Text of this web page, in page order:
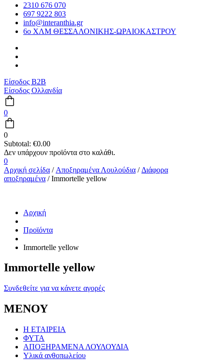
2310 676 070
697 9222 803
info@interanthia.gr
6ο ΧΛΜ ΘΕΣΣΑΛΟΝΙΚΗΣ-ΩΡΑΙΟΚΑΣΤΡΟΥ
Είσοδος B2B
Είσοδος Ολλανδία
0
0
Subtotal: €0.00
0
Αρχική σελίδα / Αποξηραμένα Λουλούδια / Διάφορα
αποξηραμένα / Immortelle yellow
Αρχική
Προϊόντα
Immortelle yellow
Immortelle yellow
Συνδεθείτε για να κάνετε αγορές
ΜΕΝΟΥ
Η ΕΤΑΙΡΕΙΑ
ΦΥΤΑ
ΑΠΟΞΗΡΑΜΕΝΑ ΛΟΥΛΟΥΔΙΑ
Υλικά ανθοπωλείου